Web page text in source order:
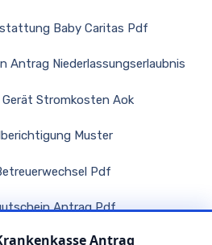
Baby Caritas Pdf
Antrag Niederlassungserlaubnis
Stromkosten Aok
Muster
Pdf
Antrag Pdf
Antrag